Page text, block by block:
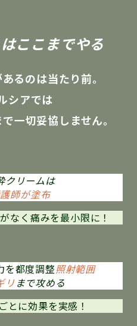
はここまでやる
るのは当たり前。
シアでは
一切妥協しません。
クリームは
師が塗布
なく痛みを最小限に！
を都度調整照射範囲
リまで攻める
とに効果を実感！